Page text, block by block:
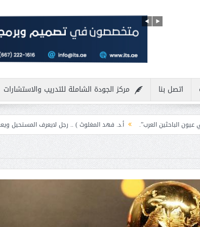
اتصل بنا مركز الجودة الشاملة للتدريب والاستشارات
أ.د. فهد المغلوث ) .. رجل لايعرف المستحيل ويعشق التحديات